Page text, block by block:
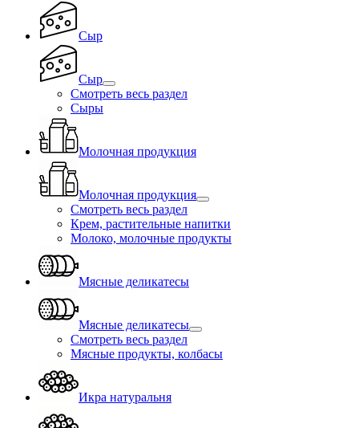
Сыр
Сыр
Смотреть весь раздел
Сыры
Молочная продукция
Молочная продукция
Смотреть весь раздел
Крем, растительные напитки
Молоко, молочные продукты
Мясные деликатесы
Мясные деликатесы
Смотреть весь раздел
Мясные продукты, колбасы
Икра натуральня